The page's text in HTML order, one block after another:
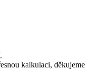
kalkulaci, děkujeme